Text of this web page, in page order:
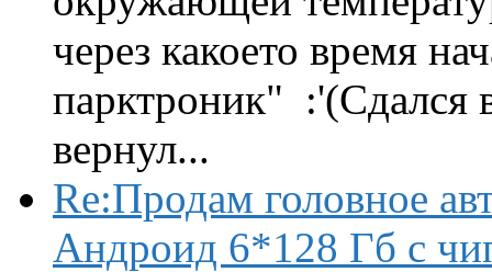
через какоето время
парктроник" :'(Сдался
вернул...
Re:Продам головное
Андроид 6*128 Гб с